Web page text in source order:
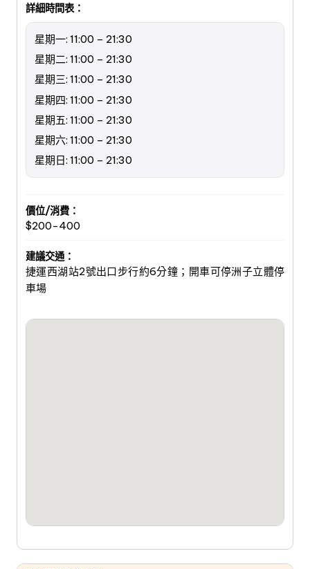
詳細時間表：
星期一: 11:00 – 21:30
星期二: 11:00 – 21:30
星期三: 11:00 – 21:30
星期四: 11:00 – 21:30
星期五: 11:00 – 21:30
星期六: 11:00 – 21:30
星期日: 11:00 – 21:30
價位/消費：
$200-400
建議交通：
捷運西湖站2號出口步行約6分鐘；開車可停洲子立體停
車場